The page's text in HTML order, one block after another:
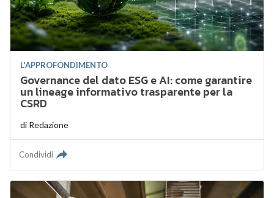
L'APPROFONDIMENTO
Governance del dato ESG e AI: come garantire
un lineage informativo trasparente per la
CSRD
di Redazione
Condividi